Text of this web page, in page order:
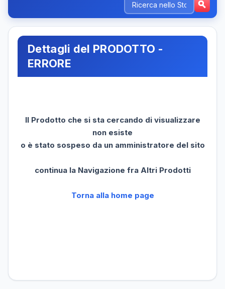
Dettagli del PRODOTTO -
ERRORE
Il Prodotto che si sta cercando di visualizzare
non esiste
o è stato sospeso da un amministratore del sito
continua la Navigazione fra Altri Prodotti
Torna alla home page